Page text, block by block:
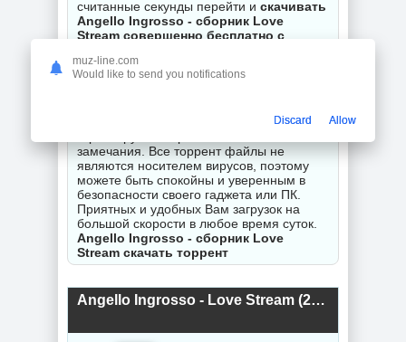
считанные секунды перейти и скачивать
Angello Ingrosso - сборник Love
Stream совершенно бесплатно с
line.com. Каждый .torrent файл на сайте
ожидает ваших загрузок, при
замечания. Все торрент файлы не
являются носителем вирусов, поэтому
можете быть спокойны и уверенным в
безопасности своего гаджета или ПК.
Приятных и удобных Вам загрузок на
большой скорости в любое время суток.
Angello Ingrosso - сборник Love
Stream скачать торрент
Angello Ingrosso - Love Stream (2019) торрент
muz-line.com
Would like to send you notifications
Discard Allow